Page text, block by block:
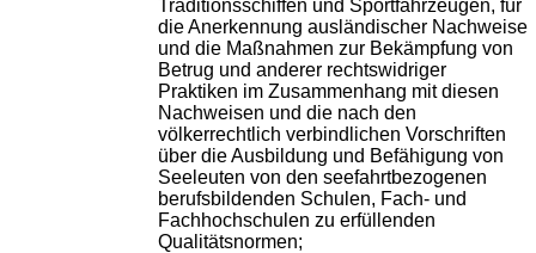
Traditionsschiffen und Sportfahrzeugen, für
die Anerkennung ausländischer Nachweise
und die Maßnahmen zur Bekämpfung von
Betrug und anderer rechtswidriger
Praktiken im Zusammenhang mit diesen
Nachweisen und die nach den
völkerrechtlich verbindlichen Vorschriften
über die Ausbildung und Befähigung von
Seeleuten von den seefahrtbezogenen
berufsbildenden Schulen, Fach- und
Fachhochschulen zu erfüllenden
Qualitätsnormen;